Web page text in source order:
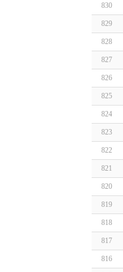
830
829
828
827
826
825
824
823
822
821
820
819
818
817
816